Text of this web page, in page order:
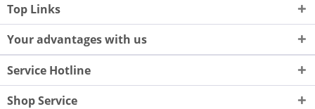
Top Links
Your advantages with us
Service Hotline
Shop Service